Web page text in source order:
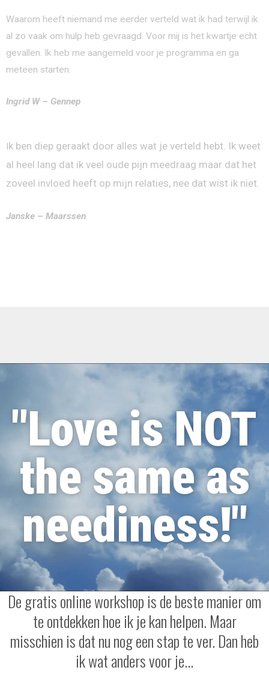
Waarom heeft niemand me eerder verteld wat ik had terwijl ik
al zo vaak om hulp heb gevraagd. Voor mij is het kwartje echt
gevallen. Ik heb me aangemeld voor je programma en ga
meteen starten.
Ingrid W – Gennep
Ik ben diep geraakt door alles wat je verteld hebt. Ik weet
al heel lang dat ik veel oude pijn meedraag maar dat het
zoveel invloed heeft op mijn relaties, nee dat wist ik niet.
Janske – Maarssen
"Love is NOT
the same as
neediness!"
De gratis online workshop is de beste manier om
te ontdekken hoe ik je kan helpen. Maar
misschien is dat nu nog een stap te ver. Dan heb
ik wat anders voor je...